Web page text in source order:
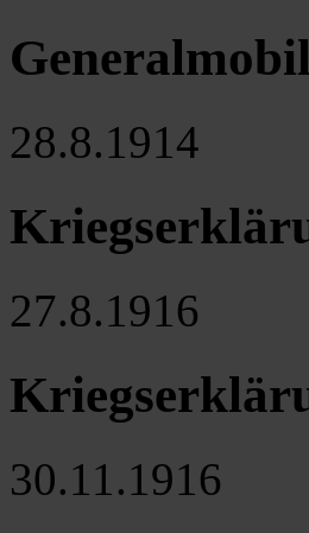
28.8.1914
27.8.1916
30.11.1916